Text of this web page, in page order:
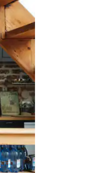
oder Wischgesten.